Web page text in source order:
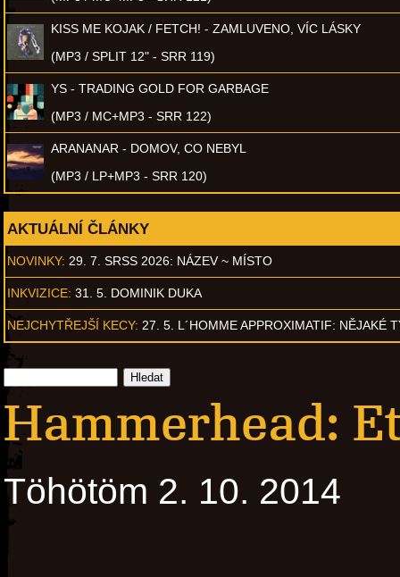
KISS ME KOJAK / FETCH! - ZAMLUVENO, VÍC LÁSKY
(MP3 / SPLIT 12" - SRR 119)
YS - TRADING GOLD FOR GARBAGE
(MP3 / MC+MP3 - SRR 122)
ARANANAR - DOMOV, CO NEBYL
(MP3 / LP+MP3 - SRR 120)
AKTUÁLNÍ ČLÁNKY
NOVINKY: 29. 7. SRSS 2026: NÁZEV ~ MÍSTO
INKVIZICE: 31. 5. DOMINIK DUKA
NEJCHYTŘEJŠÍ KECY: 27. 5. L´HOMME APPROXIMATIF: NĚJAKÉ
Hammerhead:
Töhötöm 2. 10. 2014